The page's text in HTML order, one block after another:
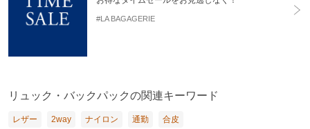
#LA BAGAGERIE
リュック・バックパックの関連キーワード
レザー 2way ナイロン 通勤 合皮